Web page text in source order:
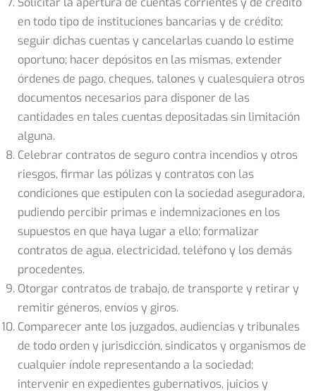
en todo tipo de instituciones bancarias y de crédito;
seguir dichas cuentas y cancelarlas cuando lo estime
oportuno; hacer depósitos en las mismas, extender
órdenes de pago, cheques, talones y cualesquiera otros
documentos necesarios para disponer de las
cantidades en tales cuentas depositadas sin limitación
alguna.
Celebrar contratos de seguro contra incendios y otros
riesgos, firmar las pólizas y contratos con las
condiciones que estipulen con la sociedad aseguradora,
pudiendo percibir primas e indemnizaciones en los
supuestos en que haya lugar a ello; formalizar
contratos de agua, electricidad, teléfono y los demás
procedentes.
Otorgar contratos de trabajo, de transporte y retirar y
remitir géneros, envíos y giros.
Comparecer ante los juzgados, audiencias y tribunales
de todo orden y jurisdicción, sindicatos y organismos de
cualquier índole representando a la sociedad;
intervenir en expedientes gubernativos, juicios y